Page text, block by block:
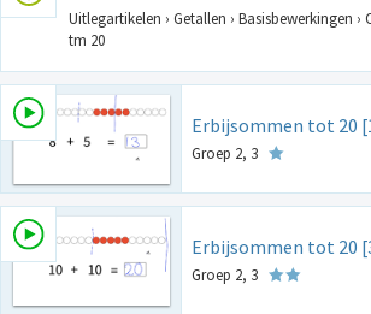
Uitlegartikelen › Getallen › Basisbewerkingen
tm 20
Erbijsommen tot 20
Groep 2, 3
Erbijsommen tot 20
Groep 2, 3